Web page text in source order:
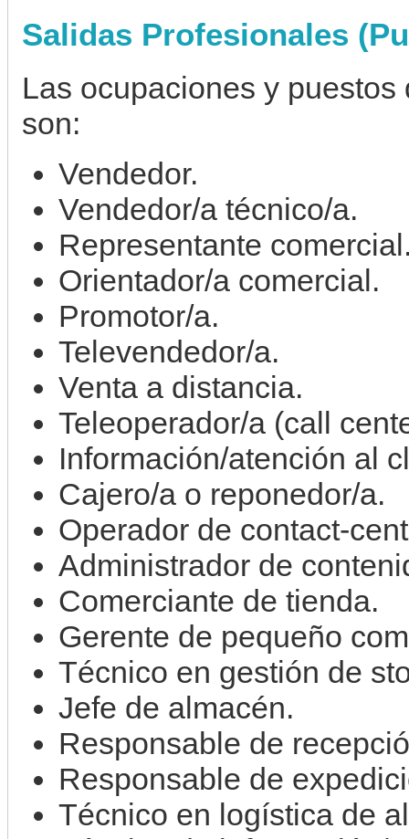
Salidas Profesionales
Las ocupaciones y
son:
Vendedor.
Vendedor/a técnico/a.
Representante
Orientador/a comercial.
Promotor/a.
Televendedor/a.
Venta a distancia.
Teleoperador/a (call
Información/atención al
Cajero/a o reponedor/a.
Operador de contact-
Administrador de
Comerciante de tienda.
Gerente de pequeño
Técnico en gestión de
Jefe de almacén.
Responsable de
Responsable de
Técnico en logística de